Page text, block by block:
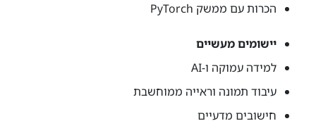
הכרות עם ממשק PyTorch
יישומים מעשיים
למידה עמוקה ו-AI
עיבוד תמונה וראייה ממוחשבת
חישובים מדעיים